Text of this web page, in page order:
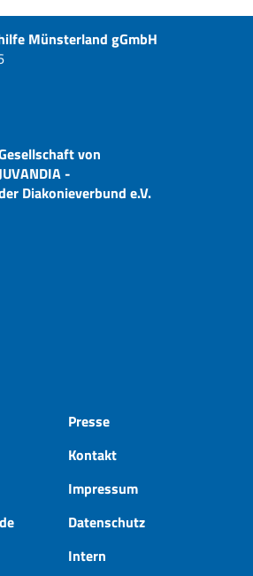
Münsterland gGmbH
von
-
Diakonieverbund e.V.
Presse
Kontakt
Impressum
Datenschutz
Intern